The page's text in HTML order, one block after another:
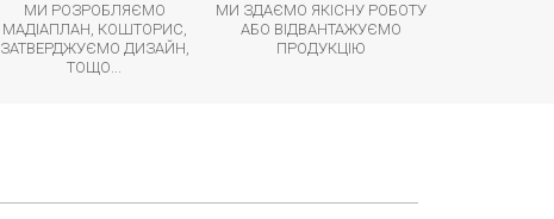
МИ РОЗРОБЛЯЄМО
МАДІАПЛАН, КОШТОРИС,
ЗАТВЕРДЖУЄМО ДИЗАЙН,
ТОЩО...
МИ ЗДАЄМО ЯКІСНУ РОБОТУ
АБО ВІДВАНТАЖУЄМО
ПРОДУКЦІЮ